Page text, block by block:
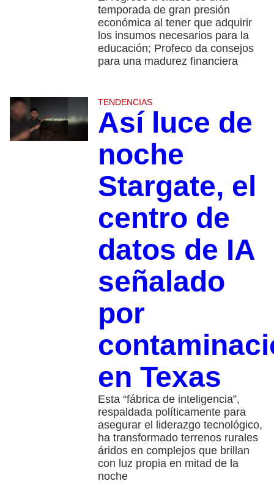
temporada de gran presión
económica al tener que adquirir
los insumos necesarios para la
educación; Profeco da consejos
para una madurez financiera
TENDENCIAS
Así luce de
noche
Stargate, el
centro de
datos de IA
señalado
por
en Texas
Esta “fábrica de inteligencia”,
respaldada políticamente para
asegurar el liderazgo tecnológico,
ha transformado terrenos rurales
áridos en complejos que brillan
con luz propia en mitad de la
noche